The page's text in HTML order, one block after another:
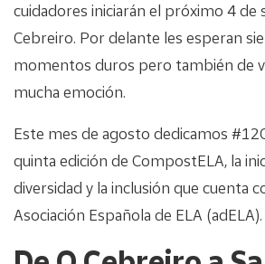
cuidadores iniciarán el próximo 4 de
Cebreiro. Por delante les esperan
momentos duros pero también de
mucha emoción.
Este mes de agosto dedicamos
quinta edición de CompostELA, la
diversidad y la inclusión que cuenta
Asociación Española de ELA (adELA).